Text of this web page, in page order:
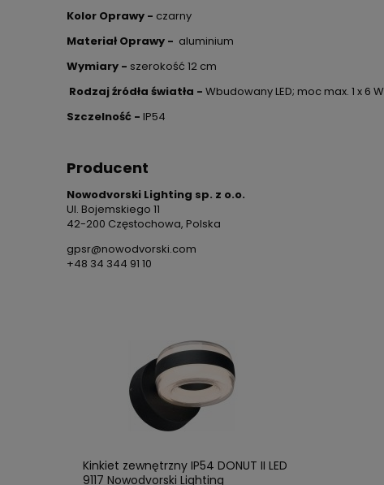
Kolor Oprawy - czarny
Materiał Oprawy - aluminium
Wymiary - szerokość 12 cm
Rodzaj źródła światła - Wbudowany LED; moc max. 1 x 6
Szczelność - IP54
Producent
Nowodvorski Lighting sp. z o.o.
Ul. Bojemskiego 11
42-200 Częstochowa, Polska
gpsr@nowodvorski.com
+48 34 344 91 10
Kinkiet zewnętrzny IP54 DONUT II LED
9117 Nowodvorski Lighting